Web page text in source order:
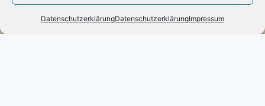
DatenschutzerklärungDatenschutzerklärungImpressum
Telefon:0049(0)6861-790096